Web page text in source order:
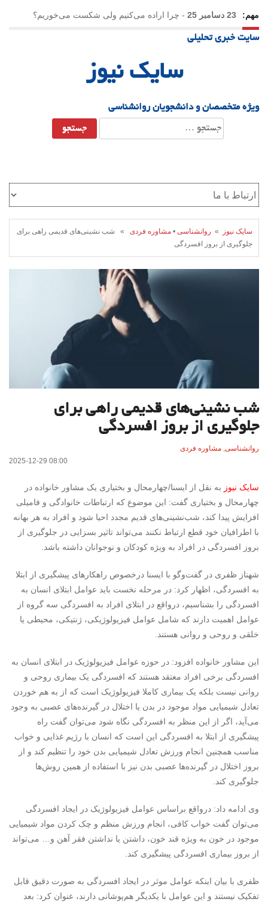
مهم: 23 دسامبر 25 - چرا اراده می‌کنیم ولی شکست می‌خوریم؟
21 دسامبر 25
سایت خبری تحلیلی
سایک نیوز
ویژه متخصصان و دانشجویان روانشناسی
جستجو
برای:
سایک نیوز » روانشناسی • مشاوره فردی » شب نشینی‌های قدیمی راهی برای
جلوگیری از بروز افسردگی
شب نشینی‌های قدیمی راهی برای
جلوگیری از بروز افسردگی
روانشناسی, مشاوره فردی
2025-12-29 08:00
سایک نیوز به نقل از ایسنا/چهارمحال و بختیاری یک مشاور خانواده در
چهارمحال و بختیاری گفت: این موضوع که ارتباطات خانوادگی و فامیلی
افزایش پیدا کند، شب‌نشینی‌های قدیم مجدد احیا شود و افراد به هر بهانه
با اطرافیان خود قطع ارتباط نکنند می‌تواند تاثیر بسزایی در جلوگیری از
بروز افسردگی در افراد به ویژه کودکان و نوجوانان داشته باشد.
شهناز ظفری در گفت‌وگو با ایسنا درخصوص راهکارهای پیشگیری از ابتلا
به افسردگی، اظهار کرد: در مرحله نخست باید عوامل ابتلای انسان به
افسردگی را بشناسیم، درواقع در ابتلای افراد به افسردگی سه گروه از
عوامل اهمیت دارند که شامل عوامل فیزیولوژیکی، ژنتیکی، محیطی یا
خلقی و روحی و روانی هستند.
این مشاور خانواده افزود: در حوزه عوامل فیزیولوژیک در ابتلای انسان به
افسردگی برخی افراد معتقد هستند که افسردگی یک بیماری روحی و
روانی نیست بلکه یک بیماری کاملا فیزیولوژیک است که از به هم خوردن
تعادل شیمیایی مواد موجود در بدن یا اختلال در گیرنده‌های عصبی به وجود
می‌آید، اگر از این منظر به افسردگی نگاه شود می‌توان گفت راه
پیشگیری از ابتلا به افسردگی این است که انسان با رژیم غذایی و خواب
مناسب همچنین انجام ورزش تعادل شیمیایی بدن خود را تنظیم کند و از
بروز اختلال در گیرنده‌ها عصبی بدن نیز با استفاده از همین روش‌ها
جلوگیری کند.
وی ادامه داد: درواقع براساس عوامل فیزیولوژیک در ایجاد افسردگی
می‌توان گفت خواب کافی، انجام ورزش منظم و چک کردن مواد شیمیایی
موجود در خون به ویژه قند خون، داشتن یا نداشتن فقر آهن و… می‌تواند
از بروز بیماری افسردگی پیشگیری کند.
ظفری با بیان اینکه عوامل موثر در ایجاد افسردگی به صورت دقیق قابل
تفکیک نیستند و این عوامل با یکدیگر هم‌پوشانی دارند، عنوان کرد: بعد